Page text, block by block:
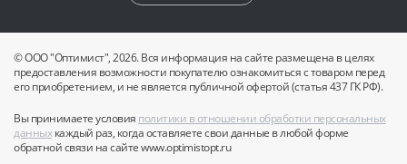
© ООО "Оптимист", 2026. Вся информация на сайте размещена в целях
предоставления возможности покупателю ознакомиться с товаром перед
его приобретением, и не является публичной офертой (статья 437 ГК РФ).
Вы принимаете условия политики в отношении обработки персональных
данныхкаждый раз, когда оставляете свои данные в любой форме
обратной связи на сайте www.optimistopt.ru